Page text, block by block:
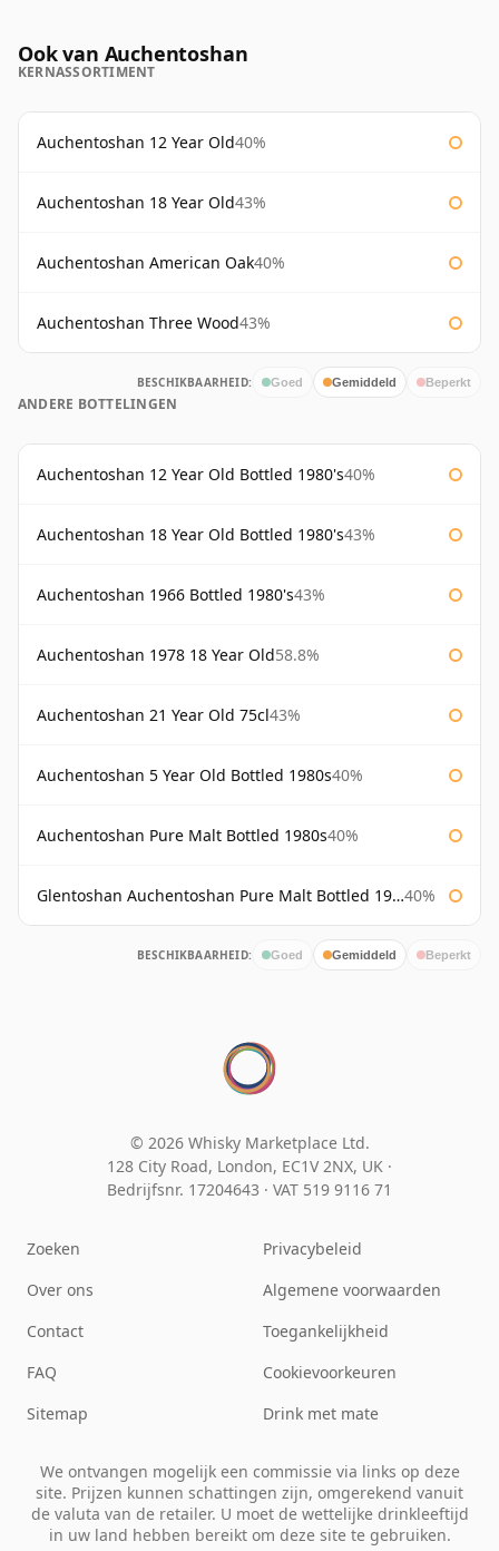
Ook van Auchentoshan
KERNASSORTIMENT
Auchentoshan 12 Year Old40%
Auchentoshan 18 Year Old43%
Auchentoshan American Oak40%
Auchentoshan Three Wood43%
BESCHIKBAARHEID: Goed Gemiddeld Beperkt
ANDERE BOTTELINGEN
Auchentoshan 12 Year Old Bottled 1980's40%
Auchentoshan 18 Year Old Bottled 1980's43%
Auchentoshan 1966 Bottled 1980's43%
Auchentoshan 1978 18 Year Old58.8%
Auchentoshan 21 Year Old 75cl43%
Auchentoshan 5 Year Old Bottled 1980s40%
Auchentoshan Pure Malt Bottled 1980s40%
Glentoshan Auchentoshan Pure Malt Bottled 1970s 40%
BESCHIKBAARHEID: Goed Gemiddeld Beperkt
© 2026 Whisky Marketplace Ltd.
128 City Road, London, EC1V 2NX, UK ·
Bedrijfsnr. 17204643 · VAT 519 9116 71
Zoeken
Over ons
Contact
FAQ
Sitemap
Privacybeleid
Algemene voorwaarden
Toegankelijkheid
Cookievoorkeuren
Drink met mate
We ontvangen mogelijk een commissie via links op deze
site. Prijzen kunnen schattingen zijn, omgerekend vanuit
de valuta van de retailer. U moet de wettelijke drinkleeftijd
in uw land hebben bereikt om deze site te gebruiken.